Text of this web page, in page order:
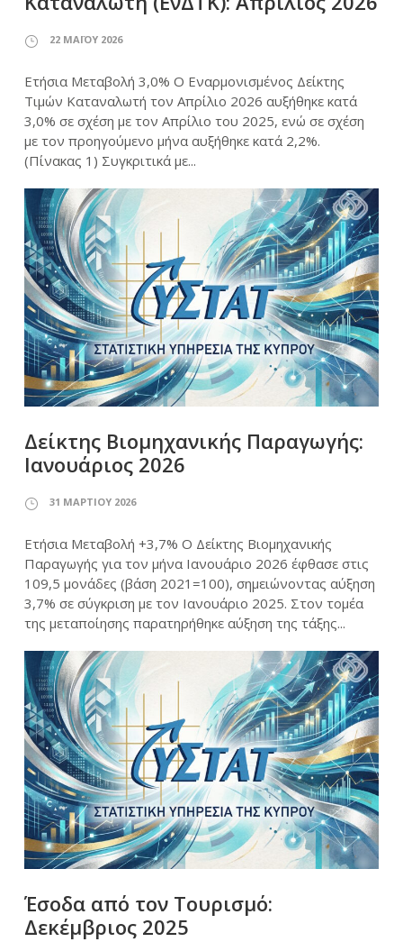
22 ΜΑΪ́ΟΥ 2026
Ετήσια Μεταβολή 3,0% Ο Εναρμονισμένος Δείκτης
Τιμών Καταναλωτή τον Απρίλιο 2026 αυξήθηκε κατά
3,0% σε σχέση με τον Απρίλιο του 2025, ενώ σε σχέση
με τον προηγούμενο μήνα αυξήθηκε κατά 2,2%.
(Πίνακας 1) Συγκριτικά με...
Δείκτης Βιομηχανικής Παραγωγής:
Ιανουάριος 2026
31 ΜΑΡΤΊΟΥ 2026
Ετήσια Μεταβολή +3,7% Ο Δείκτης Βιομηχανικής
Παραγωγής για τον μήνα Ιανουάριο 2026 έφθασε στις
109,5 μονάδες (βάση 2021=100), σημειώνοντας αύξηση
3,7% σε σύγκριση με τον Ιανουάριο 2025. Στον τομέα
της μεταποίησης παρατηρήθηκε αύξηση της τάξης...
Έσοδα από τον Τουρισμό:
Δεκέμβριος 2025